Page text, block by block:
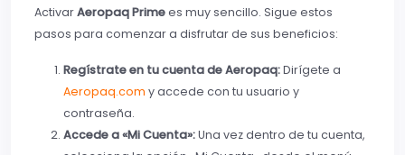
ActivarAeropaq Primees muy sencillo. Sigue estos
pasos para comenzar a disfrutar de sus beneficios:
Regístrate en tu cuenta de Aeropaq:Dirígete a
Aeropaq.com y accede con tu usuario y
contraseña.
Accede a «Mi Cuenta»:Una vez dentro de tu cuenta,